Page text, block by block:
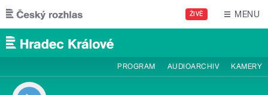
Přejít k hlavnímu obsahu
ŽIVĚ MENU
PROGRAM AUDIOARCHIV KAMERY